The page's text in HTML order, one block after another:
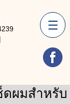
ดผมสำหรับ